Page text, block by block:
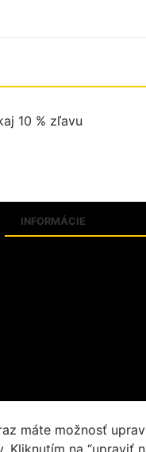
INFORMÁCIE
máte možnosť